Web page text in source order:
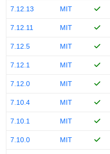
7.12.13 MIT
7.12.11 MIT
7.12.5 MIT
7.12.1 MIT
7.12.0 MIT
7.10.4 MIT
7.10.1 MIT
7.10.0 MIT